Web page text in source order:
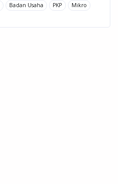
Badan Usaha PKP Mikro